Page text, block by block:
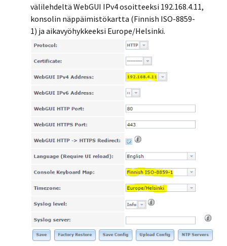
välilehdeltä WebGUI IPv4 osoitteeksi 192.168.4.11,
konsolin näppäimistökartta (Finnish ISO-8859-
1) ja aikavyöhykkeeksi Europe/Helsinki.